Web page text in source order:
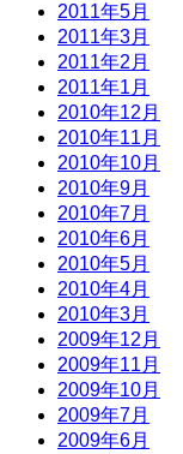
2011年5月
2011年3月
2011年2月
2011年1月
2010年12月
2010年11月
2010年10月
2010年9月
2010年7月
2010年6月
2010年5月
2010年4月
2010年3月
2009年12月
2009年11月
2009年10月
2009年7月
2009年6月